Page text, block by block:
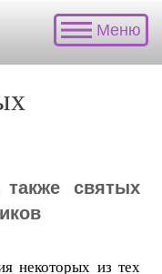
Меню
святых
некоторых из тех